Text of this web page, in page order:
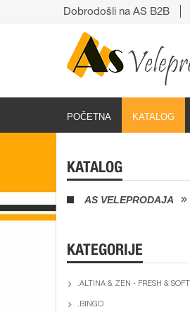
POČETNA KATALOG
Dobrodošli na AS B2B
KATALOG
AS VELEPRODAJA
KATEGORIJE
.ALTINA & ZEN - FRESH & SOFT
.BINGO